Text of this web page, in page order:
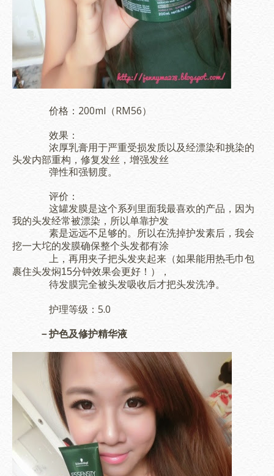
价格：200ml（RM56）
效果：
浓厚乳膏用于严重受损发质以及经漂染和挑染的
头发内部重构，修复发丝，增强发丝
弹性和强韧度。
评价：
这罐发膜是这个系列里面我最喜欢的产品，因为
我的头发经常被漂染，所以单靠护发
素是远远不足够的。所以在洗掉护发素后，我会
挖一大坨的发膜确保整个头发都有涂
上，再用夹子把头发夹起来（如果能用热毛巾包
裹住头发焖15分钟效果会更好！），
待发膜完全被头发吸收后才把头发洗净。
护理等级：5.0
－护色及修护精华液